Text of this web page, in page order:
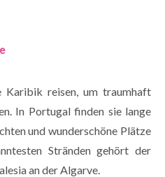
Karibik reisen, um traumhaft
In Portugal finden sie lange
und wunderschöne Plätze
Stränden gehört der
an der Algarve.